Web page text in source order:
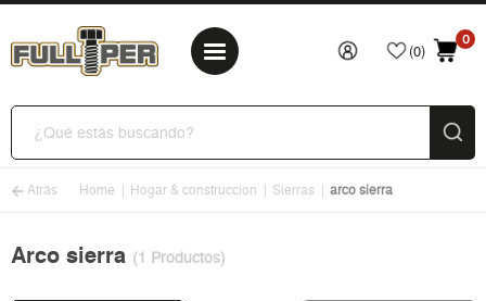
(0)
0
Atrás Home Hogar & construccion Sierras arco sierra
Arco sierra (1 Productos)